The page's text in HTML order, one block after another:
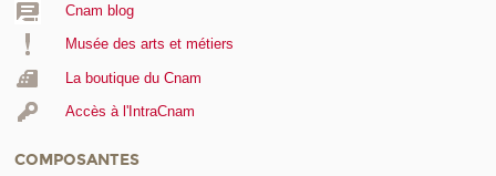
Cnam blog
Musée des arts et métiers
La boutique du Cnam
Accès à l'IntraCnam
COMPOSANTES